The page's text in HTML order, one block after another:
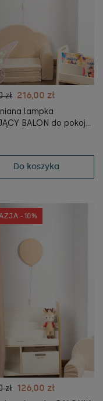
zł 216,00 zł
lampka
BALON do pokoju
Do koszyka
zł 126,00 zł
-10%